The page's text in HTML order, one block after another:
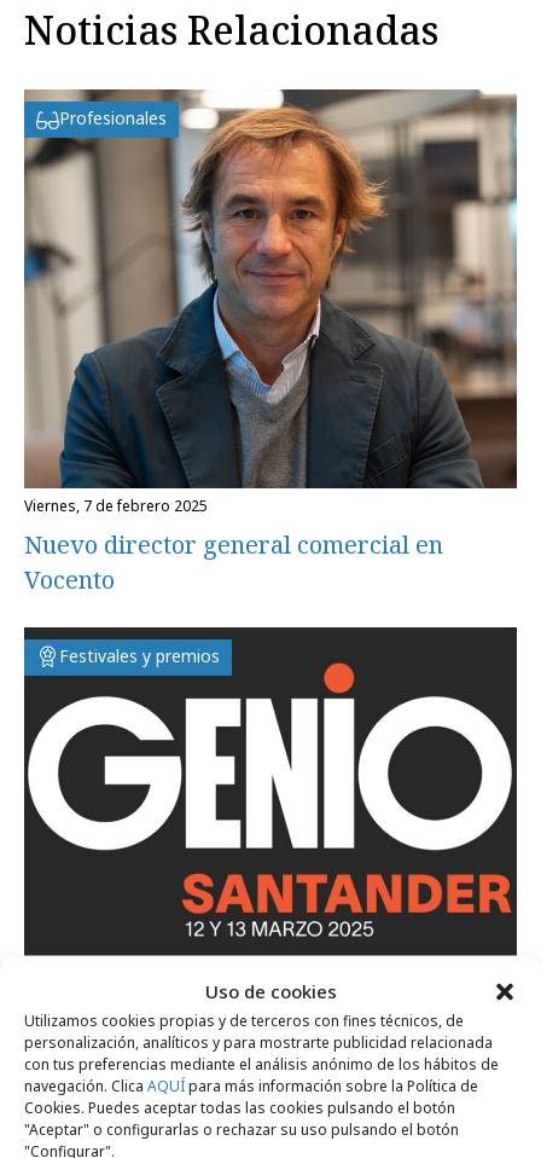
Uso de cookies
Utilizamos cookies propias y de terceros con fines técnicos, de
personalización, analíticos y para mostrarte publicidad relacionada
con tus preferencias mediante el análisis anónimo de los hábitos de
navegación. Clica AQUÍpara más información sobre la Política de
Cookies. Puedes aceptar todas las cookies pulsando el botón
"Aceptar" o configurarlas o rechazar su uso pulsando el botón
"Configurar".
Noticias Relacionadas
Profesionales
viernes, 7 de febrero 2025
Nuevo director general comercial en
Vocento
Festivales y premios
martes, 26 de noviembre 2024
Santander acogerá los Premios GENIO
Innovación en 2025
Profesionales